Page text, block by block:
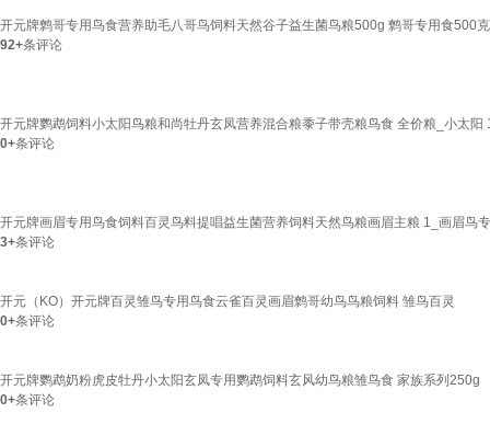
开元牌鹩哥专用鸟食营养助毛八哥鸟饲料天然谷子益生菌鸟粮500g 鹩哥专用食500
92+条评论
开元牌鹦鹉饲料小太阳鸟粮和尚牡丹玄凤营养混合粮黍子带壳粮鸟食 全价粮_小太阳
0+条评论
开元牌画眉专用鸟食饲料百灵鸟料提唱益生菌营养饲料天然鸟粮画眉主粮 1_画眉鸟
3+条评论
开元（KO）开元牌百灵雏鸟专用鸟食云雀百灵画眉鹩哥幼鸟鸟粮饲料 雏鸟百灵
0+条评论
开元牌鹦鹉奶粉虎皮牡丹小太阳玄凤专用鹦鹉饲料玄风幼鸟粮雏鸟食 家族系列250g
0+条评论